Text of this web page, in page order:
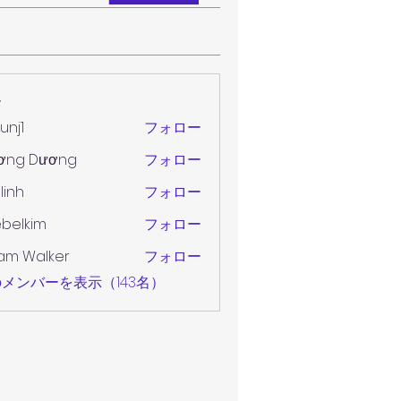
フォロー
Dương
フォロー
フォロー
フォロー
Walker
フォロー
ンバーを表示（143名）